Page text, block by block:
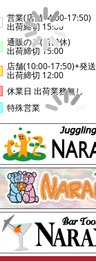
営業(店舗14:00-17:50)
出荷締切 15:00
通販のみ(店舗休)
出荷締切 15:00
店舗(10:00-17:50)+発送
出荷締切 12:00
休業日 出荷業務無し
特殊営業